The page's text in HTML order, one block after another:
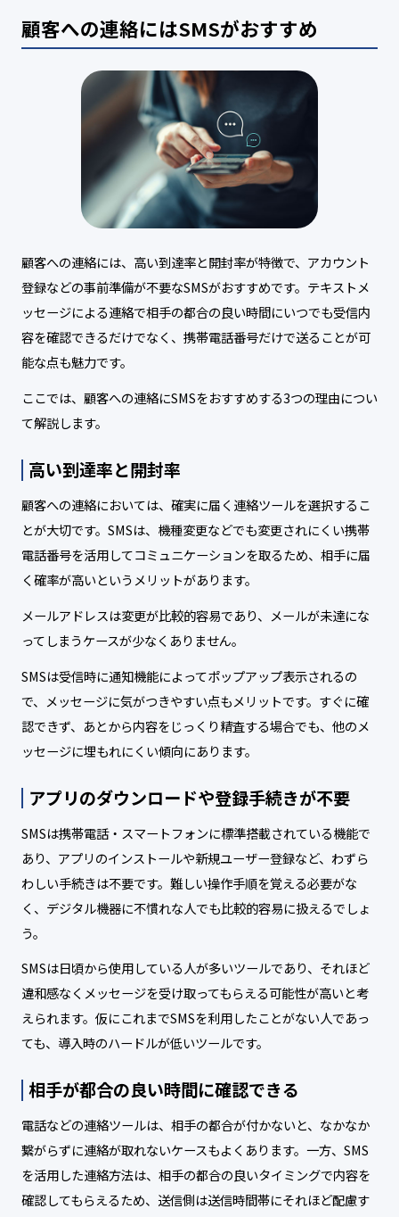
顧客への連絡にはSMSがおすすめ
顧客への連絡には、高い到達率と開封率が特徴で、アカウント
登録などの事前準備が不要なSMSがおすすめです。テキストメ
ッセージによる連絡で相手の都合の良い時間にいつでも受信内
容を確認できるだけでなく、携帯電話番号だけで送ることが可
能な点も魅力です。
ここでは、顧客への連絡にSMSをおすすめする3つの理由につい
て解説します。
高い到達率と開封率
顧客への連絡においては、確実に届く連絡ツールを選択するこ
とが大切です。SMSは、機種変更などでも変更されにくい携帯
電話番号を活用してコミュニケーションを取るため、相手に届
く確率が高いというメリットがあります。
メールアドレスは変更が比較的容易であり、メールが未達にな
ってしまうケースが少なくありません。
SMSは受信時に通知機能によってポップアップ表示されるの
で、メッセージに気がつきやすい点もメリットです。すぐに確
認できず、あとから内容をじっくり精査する場合でも、他のメ
ッセージに埋もれにくい傾向にあります。
アプリのダウンロードや登録手続きが不要
SMSは携帯電話・スマートフォンに標準搭載されている機能で
あり、アプリのインストールや新規ユーザー登録など、わずら
わしい手続きは不要です。難しい操作手順を覚える必要がな
く、デジタル機器に不慣れな人でも比較的容易に扱えるでしょ
う。
SMSは日頃から使用している人が多いツールであり、それほど
違和感なくメッセージを受け取ってもらえる可能性が高いと考
えられます。仮にこれまでSMSを利用したことがない人であっ
ても、導入時のハードルが低いツールです。
相手が都合の良い時間に確認できる
電話などの連絡ツールは、相手の都合が付かないと、なかなか
繋がらずに連絡が取れないケースもよくあります。一方、SMS
を活用した連絡方法は、相手の都合の良いタイミングで内容を
確認してもらえるため、送信側は送信時間帯にそれほど配慮す